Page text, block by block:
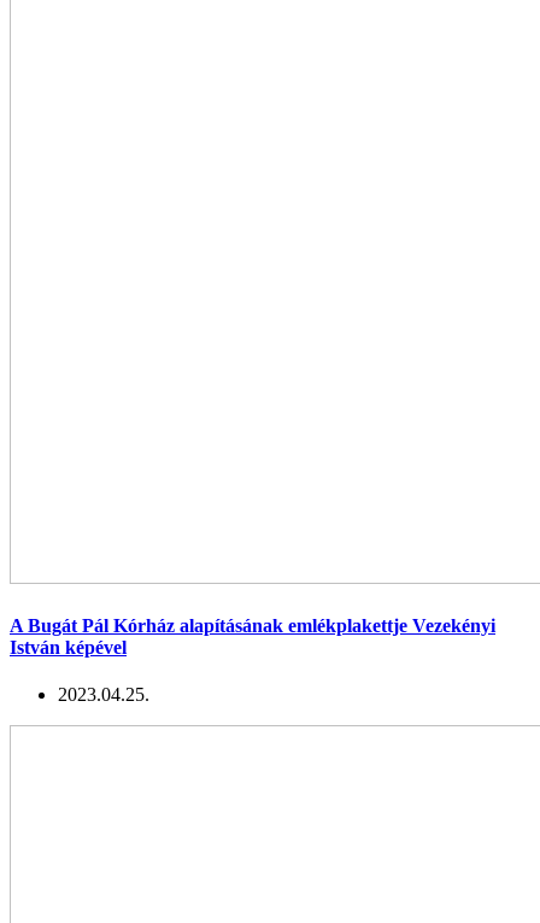
A Bugát Pál Kórház alapításának emlékplakettje Vezekényi
István képével
2023.04.25.